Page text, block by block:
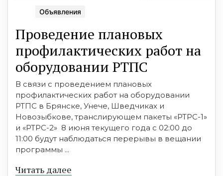
Объявления
Проведение плановых
профилактических работ на
оборудовании РТПС
В связи с проведением плановых
профилактических работ на оборудовании
РТПС в Брянске, Унече, Шведчиках и
Новозыбкове, транслирующем пакеты «РТРС-1»
и «РТРС-2» 8 июня текущего года с 02:00 до
11:00 будут наблюдаться перерывы в вещании
программы ...
Читать далее